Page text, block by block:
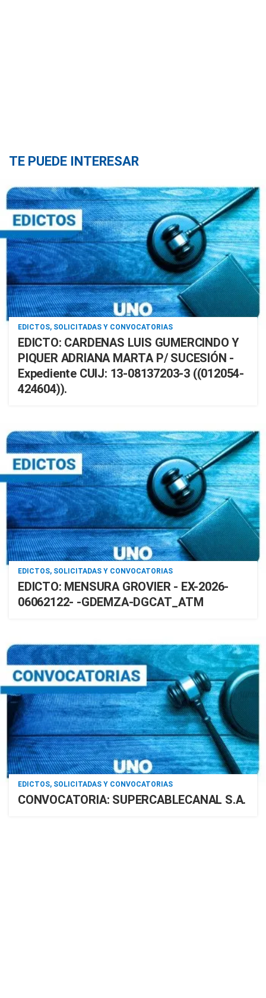
TE PUEDE INTERESAR
EDICTOS, SOLICITADAS Y CONVOCATORIAS
EDICTO: CARDENAS LUIS GUMERCINDO Y
PIQUER ADRIANA MARTA P/ SUCESIÓN -
Expediente CUIJ: 13-08137203-3 ((012054-
424604)).
EDICTOS, SOLICITADAS Y CONVOCATORIAS
EDICTO: MENSURA GROVIER - EX-2026-
06062122- -GDEMZA-DGCAT_ATM
EDICTOS, SOLICITADAS Y CONVOCATORIAS
CONVOCATORIA: SUPERCABLECANAL S.A.